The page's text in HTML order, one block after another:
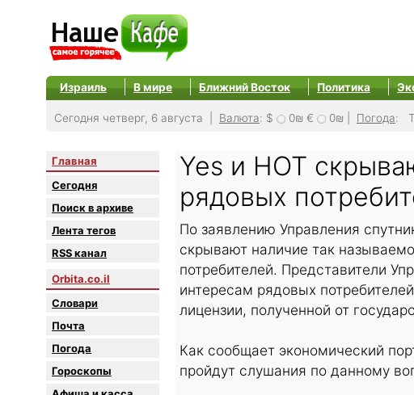
Израиль В мире Ближний Восток Политика
Сегодня четверг, 6 августа | Валюта: $ 0₪ € 0₪ Погода:
Главная
Сегодня
Поиск в архиве
Лента тегов
RSS канал
Orbita.co.il
Словари
Почта
Погода
Гороскопы
Yes и HOT
рядовых
По заявлению Управления
скрывают наличие так
потребителей. Представители
интересам рядовых
лицензии, полученной от
Как сообщает экономический
пройдут слушания по данному